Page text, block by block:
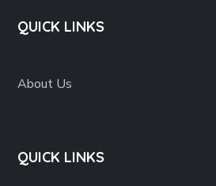
QUICK LINKS
About Us
QUICK LINKS